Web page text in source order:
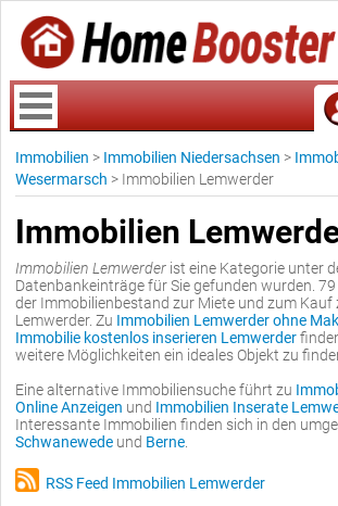
Immobilien > Immobilien Niedersachsen >
Wesermarsch > Immobilien Lemwerder
Immobilien
Immobilien Lemwerder ist eine Kategorie unter
Datenbankeinträge für Sie gefunden wurden.
der Immobilienbestand zur Miete und zum Kauf
Lemwerder. Zu Immobilien Lemwerder ohne
Immobilie kostenlos inserieren Lemwerder
weitere Möglichkeiten ein ideales Objekt zu
Eine alternative Immobiliensuche führt zu
Online Anzeigen und Immobilien Inserate
Interessante Immobilien finden sich in den
Schwanewede und Berne
RSS Feed Immobilien Lemwerder